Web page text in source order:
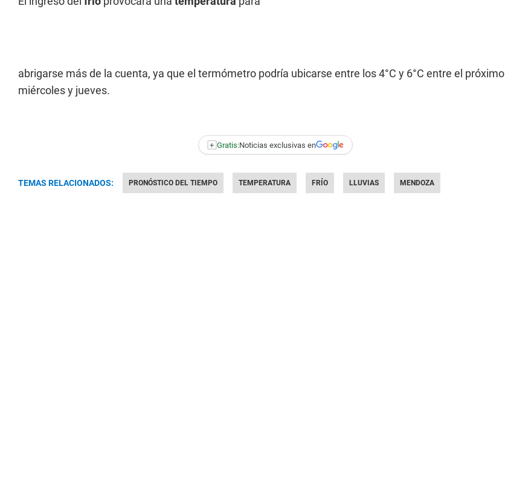
abrigarse más de la cuenta, ya que el termómetro podría ubicarse entre los 4°C y 6°C entre el próximo
miércoles y jueves.
+ Gratis:Noticias exclusivas en
TEMAS RELACIONADOS: PRONÓSTICO DEL TIEMPO TEMPERATURA FRÍO LLUVIAS MENDOZA